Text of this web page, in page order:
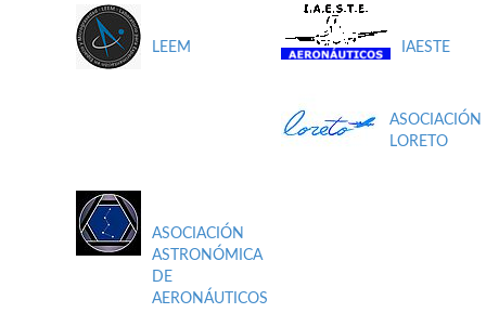
LEEM IAESTE
ASOCIACIÓN
LORETO
ASOCIACIÓN
ASTRONÓMICA
DE
AERONÁUTICOS